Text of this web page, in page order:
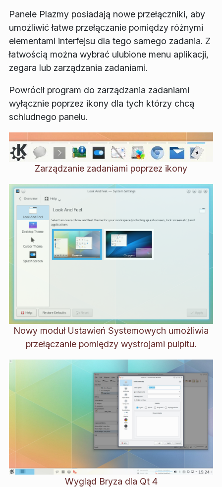
Panele Plazmy posiadają nowe przełączniki, aby
umożliwić łatwe przełączanie pomiędzy różnymi
elementami interfejsu dla tego samego zadania. Z
łatwością można wybrać ulubione menu aplikacji,
zegara lub zarządzania zadaniami.
Powrócił program do zarządzania zadaniami
wyłącznie poprzez ikony dla tych którzy chcą
schludnego panelu.
Zarządzanie zadaniami poprzez ikony
Nowy moduł Ustawień Systemowych umożliwia
przełączanie pomiędzy wystrojami pulpitu.
Wygląd Bryza dla Qt 4